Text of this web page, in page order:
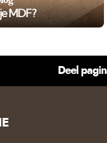
MDF?
Deel